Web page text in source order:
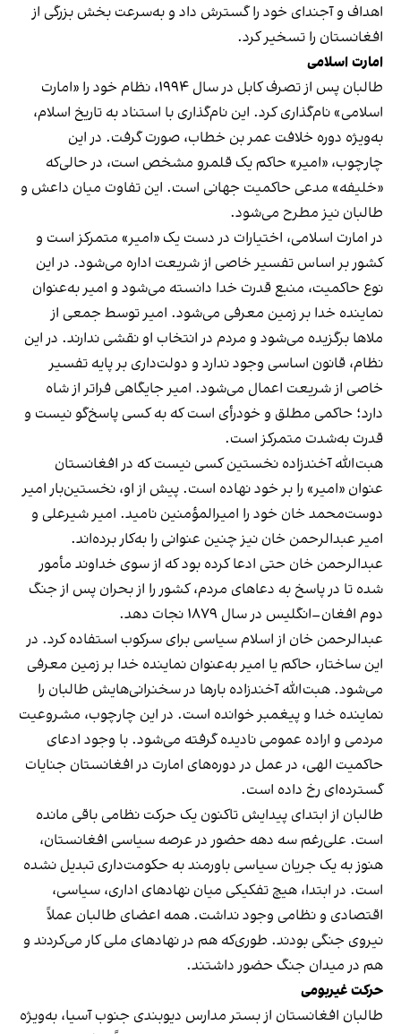
اهداف و آجندای خود را گسترش داد و به‌سرعت بخش بزرگی از
افغانستان را تسخیر کرد.
امارت اسلامی
طالبان پس از تصرف کابل در سال ۱۹۹۴، نظام خود را «امارت
اسلامی» نام‌گذاری کرد. این نام‌گذاری با استناد به تاریخ اسلام،
به‌ویژه دوره خلافت عمر بن خطاب، صورت گرفت. در این
چارچوب، «امیر» حاکم یک قلمرو مشخص است، در حالی‌که
«خلیفه» مدعی حاکمیت جهانی است. این تفاوت میان داعش و
طالبان نیز مطرح می‌شود.
در امارت اسلامی، اختیارات در دست یک «امیر» متمرکز است و
کشور بر اساس تفسیر خاصی از شریعت اداره می‌شود. در این
نوع حاکمیت، منبع قدرت خدا دانسته می‌شود و امیر به‌عنوان
نماینده خدا بر زمین معرفی می‌شود. امیر توسط جمعی از
ملاها برگزیده می‌شود و مردم در انتخاب او نقشی ندارند. در این
نظام، قانون اساسی وجود ندارد و دولت‌داری بر پایه تفسیر
خاصی از شریعت اعمال می‌شود. امیر جایگاهی فراتر از شاه
دارد؛ حاکمی مطلق و خودرأی است که به کسی پاسخ‌گو نیست و
قدرت به‌شدت متمرکز است.
هبت‌الله آخندزاده نخستین کسی نیست که در افغانستان
عنوان «امیر» را بر خود نهاده است. پیش از او، نخستین‌بار امیر
دوست‌محمد خان خود را امیرالمؤمنین نامید. امیر شیرعلی و
امیر عبدالرحمن خان نیز چنین عنوانی را به‌کار برده‌اند.
عبدالرحمن خان حتی ادعا کرده بود که از سوی خداوند مأمور
شده تا در پاسخ به دعاهای مردم، کشور را از بحران پس از جنگ
دوم افغان–انگلیس در سال ۱۸۷۹ نجات دهد.
عبدالرحمن خان از اسلام سیاسی برای سرکوب استفاده کرد. در
این ساختار، حاکم یا امیر به‌عنوان نماینده خدا بر زمین معرفی
می‌شود. هبت‌الله آخندزاده بارها در سخنرانی‌هایش طالبان را
نماینده خدا و پیغمبر خوانده است. در این چارچوب، مشروعیت
مردمی و اراده عمومی نادیده گرفته می‌شود. با وجود ادعای
حاکمیت الهی، در عمل در دوره‌های امارت در افغانستان جنایات
گسترده‌ای رخ داده است.
طالبان از ابتدای پیدایش تاکنون یک حرکت نظامی باقی مانده
است. علی‌رغم سه دهه حضور در عرصه سیاسی افغانستان،
هنوز به یک جریان سیاسی باورمند به حکومت‌داری تبدیل نشده
است. در ابتدا، هیچ تفکیکی میان نهادهای اداری، سیاسی،
اقتصادی و نظامی وجود نداشت. همه اعضای طالبان عملاً
نیروی جنگی بودند. طوری‌که هم در نهادهای ملی کار می‌کردند و
هم در میدان جنگ حضور داشتند.
حرکت غیربومی
طالبان افغانستان از بستر مدارس دیوبندی جنوب آسیا، به‌ویژه